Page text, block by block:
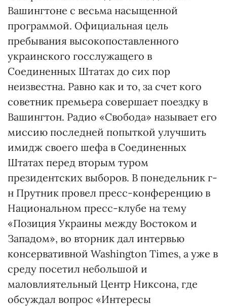
Вашингтоне с весьма насыщенной
программой. Официальная цель
пребывания высокопоставленного
украинского госслужащего в
Соединенных Штатах до сих пор
неизвестна. Равно как и то, за счет кого
советник премьера совершает поездку в
Вашингтон. Радио «Свобода» называет его
миссию последней попыткой улучшить
имидж своего шефа в Соединенных
Штатах перед вторым туром
президентских выборов. В понедельник г-
н Прутник провел пресс-конференцию в
Национальном пресс-клубе на тему
«Позиция Украины между Востоком и
Западом», во вторник дал интервью
консервативной Washington Times, а уже в
среду посетил небольшой и
маловлиятельный Центр Никсона, где
обсуждал вопрос «Интересы